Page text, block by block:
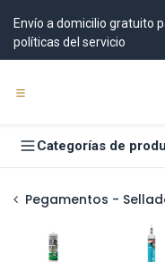
Envío a domicilio gratuito
políticas del servicio
Categorías de
Pegamentos -